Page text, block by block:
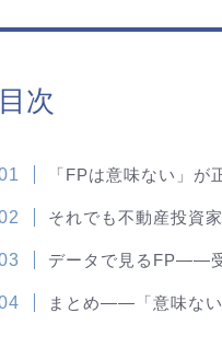
目次
「FPは意味ない」が
それでも不動産投資
データで見るFP——
まとめ——「意味ない